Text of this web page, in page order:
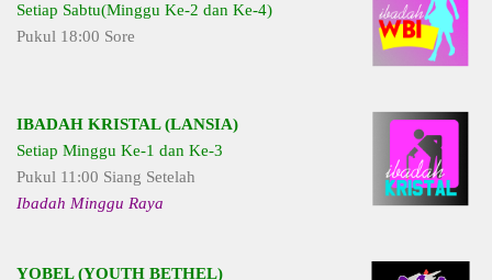
Setiap Sabtu(Minggu Ke-2 dan Ke-4)
Pukul 18:00 Sore
IBADAH KRISTAL (LANSIA)
Setiap Minggu Ke-1 dan Ke-3
Pukul 11:00 Siang Setelah
Ibadah Minggu Raya
YOBEL (YOUTH BETHEL)